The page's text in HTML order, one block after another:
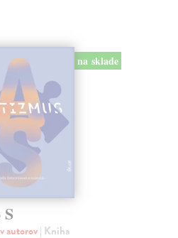
na sklade
autorov| Kniha